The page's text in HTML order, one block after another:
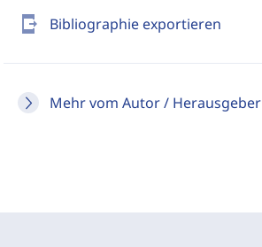
send_to_mobile Bibliographie exportieren
Mehr vom Autor / Herausgeber